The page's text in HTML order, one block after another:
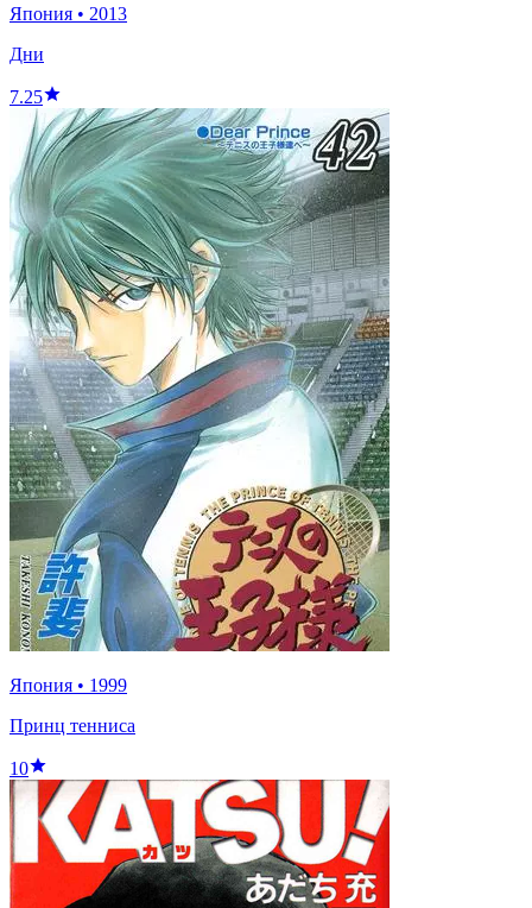
Япония • 2013
Дни
7.25
Япония • 1999
Принц тенниса
10